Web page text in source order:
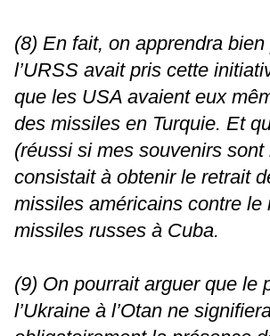
(8) En fait, on apprendra
l’URSS avait pris cette
que les USA avaient eux
des missiles en Turquie. Et
(réussi si mes souvenirs sont
consistait à obtenir le retrait
missiles américains contre le
missiles russes à Cuba.
(9) On pourrait arguer que le
l’Ukraine à l’Otan ne